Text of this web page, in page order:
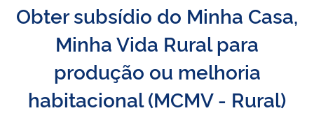
Obter subsídio do Minha Casa,
Minha Vida Rural para
produção ou melhoria
habitacional (MCMV - Rural)